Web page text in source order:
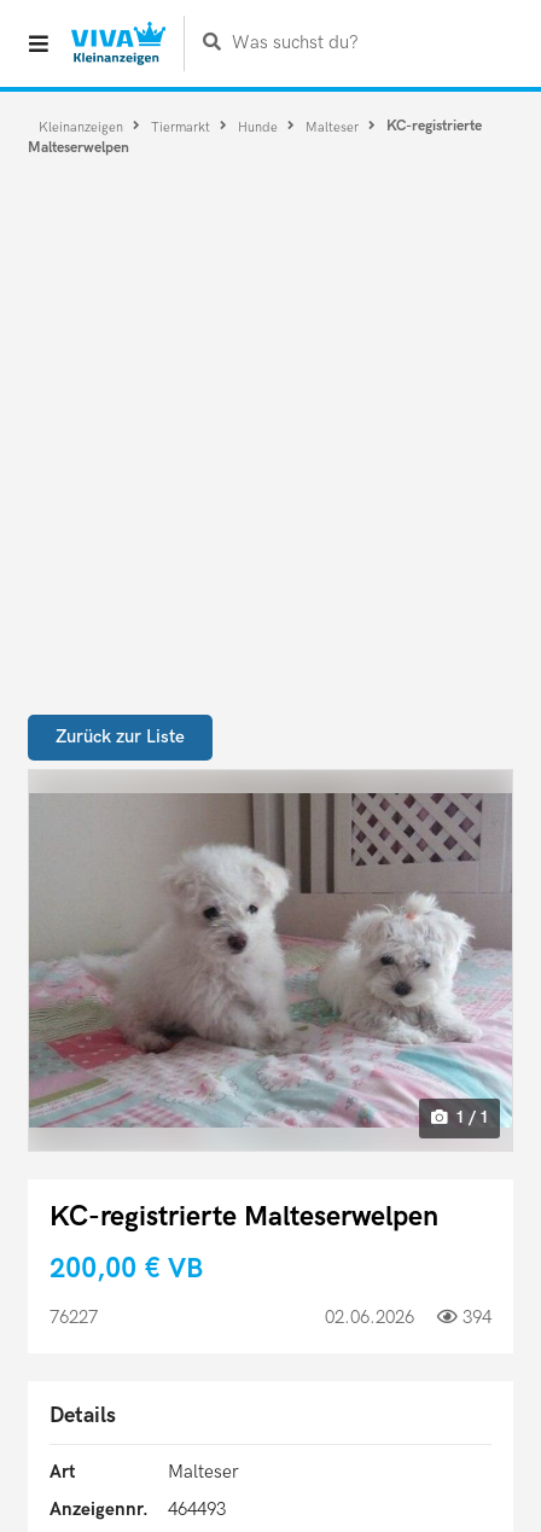
Was suchst du?
Kleinanzeigen Tiermarkt Hunde Malteser
KC-registrierte
Malteserwelpen
Zurück zur Liste
1 / 1
KC-registrierte Malteserwelpen
200,00 € VB
76227 02.06.2026 394
Details
Art
Malteser
Anzeigennr.
464493